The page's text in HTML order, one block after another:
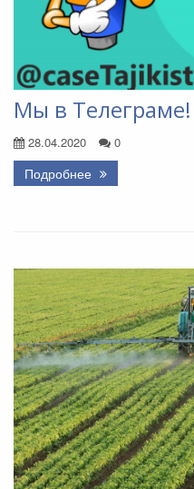
Мы в Телеграме!
28.04.2020 0
Подробнее